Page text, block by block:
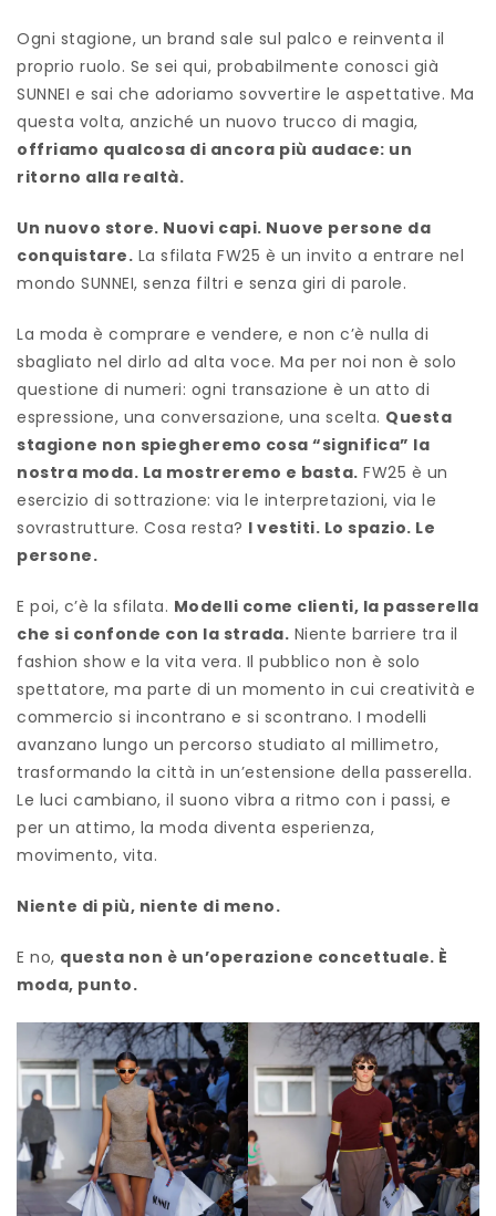
Ogni stagione, un brand sale sul palco e reinventa il
proprio ruolo. Se sei qui, probabilmente conosci già
SUNNEI e sai che adoriamo sovvertire le aspettative. Ma
questa volta, anziché un nuovo trucco di magia,
offriamo qualcosa di ancora più audace: un
ritorno alla realtà.
Un nuovo store. Nuovi capi. Nuove persone da
conquistare. La sfilata FW25 è un invito a entrare nel
mondo SUNNEI, senza filtri e senza giri di parole.
La moda è comprare e vendere, e non c’è nulla di
sbagliato nel dirlo ad alta voce. Ma per noi non è solo
questione di numeri: ogni transazione è un atto di
espressione, una conversazione, una scelta. Questa
stagione non spiegheremo cosa “significa” la
nostra moda. La mostreremo e basta. FW25 è un
esercizio di sottrazione: via le interpretazioni, via le
sovrastrutture. Cosa resta? I vestiti. Lo spazio. Le
persone.
E poi, c’è la sfilata. Modelli come clienti, la passerella
che si confonde con la strada. Niente barriere tra il
fashion show e la vita vera. Il pubblico non è solo
spettatore, ma parte di un momento in cui creatività e
commercio si incontrano e si scontrano. I modelli
avanzano lungo un percorso studiato al millimetro,
trasformando la città in un’estensione della passerella.
Le luci cambiano, il suono vibra a ritmo con i passi, e
per un attimo, la moda diventa esperienza,
movimento, vita.
Niente di più, niente di meno.
E no, questa non è un’operazione concettuale. È
moda, punto.